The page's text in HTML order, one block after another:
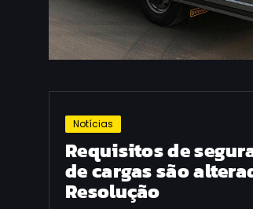
Notícias
Requisitos de
de cargas são
Resolução